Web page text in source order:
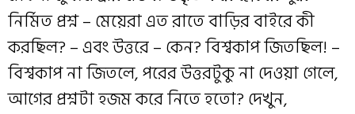
নির্মিত প্রশ্ন – মেয়েরা এত রাতে বাড়ির বাইরে কী
করছিল? – এবং উত্তরে – কেন? বিশ্বকাপ জিতছিল! –
বিশ্বকাপ না জিতলে, পরের উত্তরটুকু না দেওয়া গেলে,
আগের প্রশ্নটা হজম করে নিতে হতো? দেখুন,